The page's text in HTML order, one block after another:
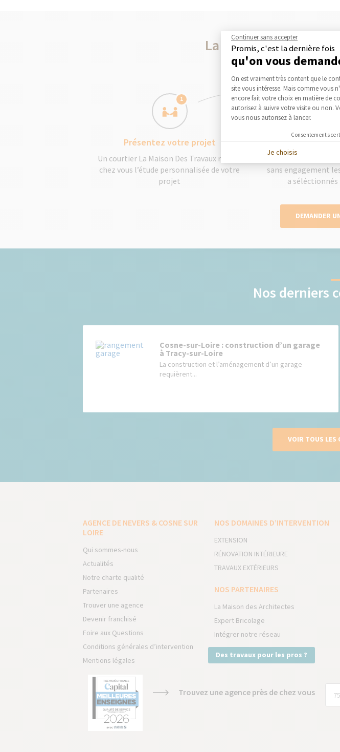
La Maison Des
1
Présentez votre projet
Un courtier La Maison Des Travaux réalise
chez vous l’étude personnalisée de votre
projet
Obtenez
Le courtier vous
sans engagement
a
DEMANDER
Nos derniers
Cosne-sur-Loire : construction d’un garage
à Tracy-sur-Loire
La construction et l’aménagement d’un garage
requièrent...
VOIR TOUS LES
AGENCE DE NEVERS & COSNE SUR
LOIRE
Qui sommes-nous
Actualités
Notre charte qualité
Partenaires
Trouver une agence
Devenir franchisé
Foire aux Questions
Conditions générales d’intervention
Mentions légales
NOS DOMAINES D’INTERVENTION
EXTENSION
RÉNOVATION INTÉRIEURE
TRAVAUX EXTÉRIEURS
NOS PARTENAIRES
La Maison des Architectes
Expert Bricolage
Intégrer notre réseau
Des travaux pour les pros ?
Trouvez une agence près de chez vous
Continuer sans accepter
Promis, c'est la dernière fois
qu'on vous
Plateforme de
On est vraiment très content que le
site vous intéresse. Mais comme vous
encore fait votre choix en matière de
autorisez à suivre votre visite ou non.
vous nous autorisez à lancer.
Consentements
Je choisis